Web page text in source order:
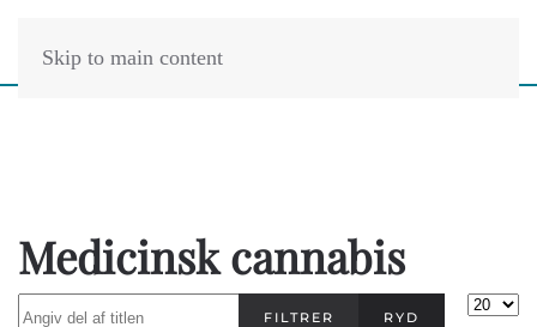
Skip to main content
Medicinsk cannabis
FILTRER RYD
Vis #